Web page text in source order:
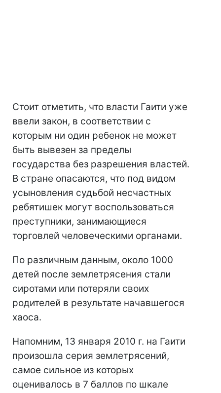
Стоит отметить, что власти Гаити уже
ввели закон, в соответствии с
которым ни один ребенок не может
быть вывезен за пределы
государства без разрешения властей.
В стране опасаются, что под видом
усыновления судьбой несчастных
ребятишек могут воспользоваться
преступники, занимающиеся
торговлей человеческими органами.
По различным данным, около 1000
детей после землетрясения стали
сиротами или потеряли своих
родителей в результате начавшегося
хаоса.
Напомним, 13 января 2010 г. на Гаити
произошла серия землетрясений,
самое сильное из которых
оценивалось в 7 баллов по шкале